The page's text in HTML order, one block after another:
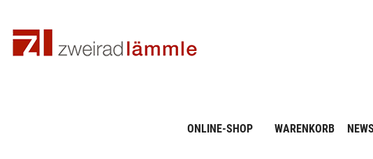
ONLINE-SHOP WARENKORB NEWS